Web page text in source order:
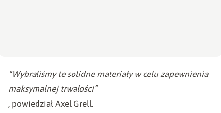
“Wybraliśmy te solidne materiały w celu zapewnienia
maksymalnej trwałości”
, powiedział Axel Grell.